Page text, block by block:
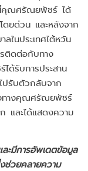
นี้คุณศรัณยพัชร์ ได้
ดยด่วน และหลังจาก
ลในประเทศไต้หวัน
ติดต่อกับทาง
ด้รับการประสาน
ปรับตัวกลับจาก
งทางคุณศรัณยพัชร์
และได้แสดงความ
ละมีการอัพเดตข้อมูล
ช่วยคลายความ